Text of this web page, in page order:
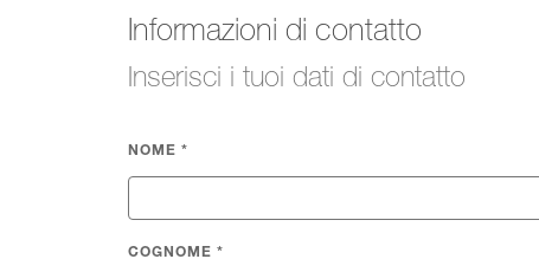
Informazioni di contatto
Inserisci i tuoi dati di contatto
NOME *
COGNOME *